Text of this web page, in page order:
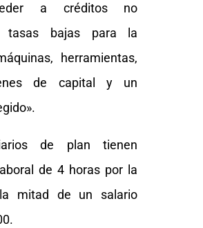
a créditos no
tasas bajas para la
herramientas,
de capital y un
de plan tienen
de 4 horas por la
mitad de un salario